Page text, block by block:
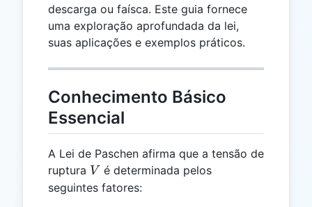
descarga ou faísca. Este guia fornece
uma exploração aprofundada da lei,
suas aplicações e exemplos práticos.
Conhecimento Básico
Essencial
A Lei de Paschen afirma que a tensão de
ruptura V
V é determinada pelos
seguintes fatores: